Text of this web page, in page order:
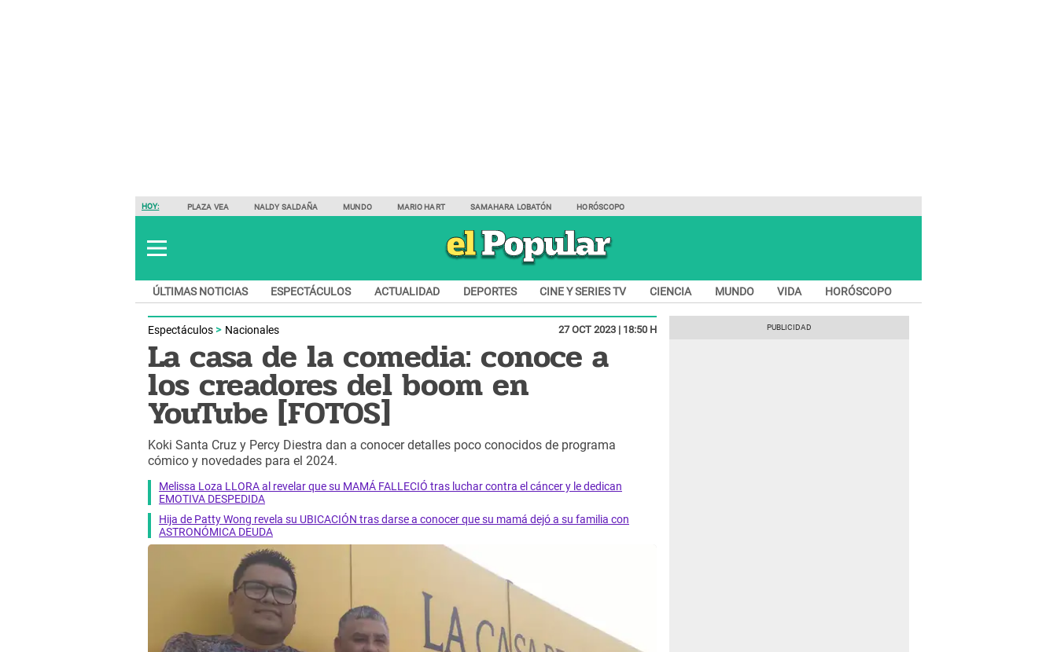
HOY: PLAZA VEA NALDY SALDAÑA MUNDO MARIO HART SAMAHARA LOBATÓN HORÓSCOPO
ÚLTIMAS NOTICIAS ESPECTÁCULOS ACTUALIDAD DEPORTES CINE Y SERIES TV CIENCIA MUNDO VIDA HORÓSCOPO
Espectáculos Nacionales 27 OCT 2023 | 18:50 H
La casa de la comedia: conoce a
los creadores del boom en
YouTube [FOTOS]
Koki Santa Cruz y Percy Diestra dan a conocer detalles poco conocidos de programa
cómico y novedades para el 2024.
Melissa Loza LLORA al revelar que su MAMÁ FALLECIÓ tras luchar contra el cáncer y le dedican
EMOTIVA DESPEDIDA
Hija de Patty Wong revela su UBICACIÓN tras darse a conocer que su mamá dejó a su familia con
ASTRONÓMICA DEUDA